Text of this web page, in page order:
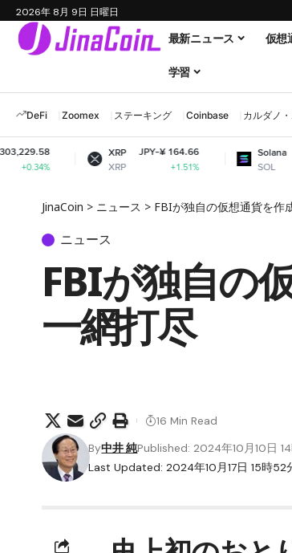
2026年 8月 9日 日曜日
最新ニュース 仮想
学習
DeFi Zoomex ステーキング Coinbase カルダノ
XRP
XRP
JPY-¥ 164.66
+1.51%
Solana
SOL
JPY-¥
JinaCoin > ニュース > FBIが独自の仮想通貨を作
ニュース
FBIが独自の
一網打尽
Last Updated: 2024年10月17日 15時52
By中井 純Published: 2024年10月10日
16 Min Read